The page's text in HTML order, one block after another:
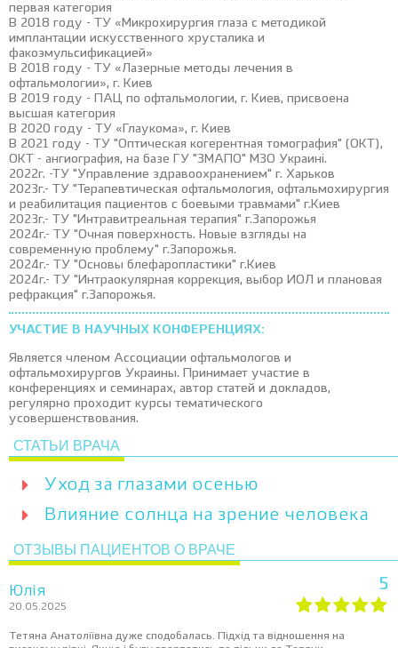
первая категория
В 2018 году - ТУ «Микрохирургия глаза с методикой
имплантации искусственного хрусталика и
факоэмульсификацией»
В 2018 году - ТУ «Лазерные методы лечения в
офтальмологии», г. Киев
В 2019 году - ПАЦ по офтальмологии, г. Киев, присвоена
высшая категория
В 2020 году - ТУ «Глаукома», г. Киев
В 2021 году - ТУ "Оптическая когерентная томография" (ОКТ),
ОКТ - ангиография, на базе ГУ "ЗМАПО" МЗО Украині.
2022г. -ТУ "Управление здравоохранением" г. Харьков
2023г.- ТУ "Терапевтическая офтальмология, офтальмохирургия
и реабилитация пациентов с боевыми травмами" г.Киев
2023г.- ТУ "Интравитреальная терапия" г.Запорожья
2024г.- ТУ "Очная поверхность. Новые взгляды на
современную проблему" г.Запорожья.
2024г.- ТУ "Основы блефаропластики" г.Киев
2024г.- ТУ "Интраокулярная коррекция, выбор ИОЛ и плановая
рефракция" г.Запорожья.
УЧАСТИЕ В НАУЧНЫХ КОНФЕРЕНЦИЯХ:
Является членом Ассоциации офтальмологов и
офтальмохирургов Украины. Принимает участие в
конференциях и семинарах, автор статей и докладов,
регулярно проходит курсы тематического
усовершенствования.
СТАТЬИ ВРАЧА
Уход за глазами осенью
Влияние солнца на зрение человека
ОТЗЫВЫ ПАЦИЕНТОВ О ВРАЧЕ
Юлія
20.05.2025
5
Тетяна Анатоліївна дуже сподобалась. Підхід та відношення на